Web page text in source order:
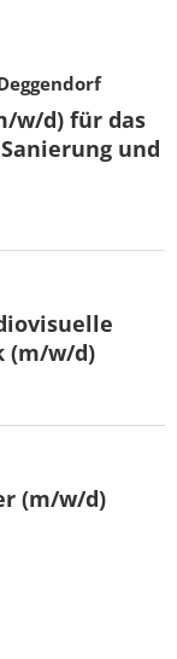
w/d) für das
und
(m/w/d)
(m/w/d)